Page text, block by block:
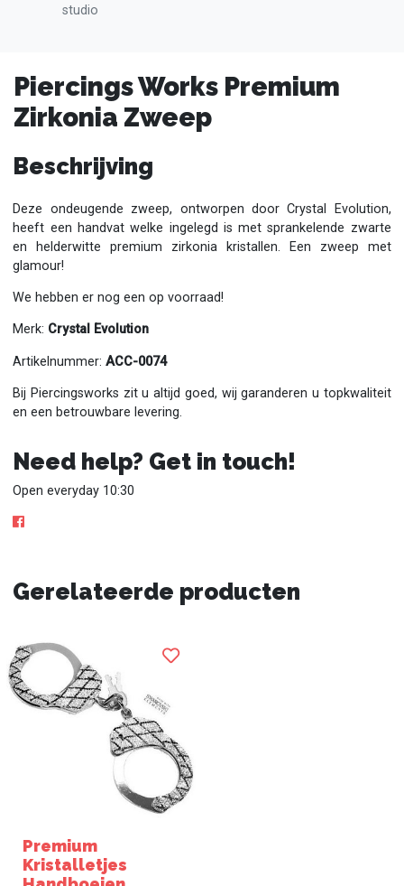
studio
Piercings Works Premium
Zirkonia Zweep
Beschrijving
Deze ondeugende zweep, ontworpen door Crystal Evolution,
heeft een handvat welke ingelegd is met sprankelende zwarte
en helderwitte premium zirkonia kristallen. Een zweep met
glamour!
We hebben er nog een op voorraad!
Merk: Crystal Evolution
Artikelnummer:ACC-0074
Bij Piercingsworks zit u altijd goed, wij garanderen u topkwaliteit
en een betrouwbare levering.
Need help? Get in touch!
Open everyday 10:30
Gerelateerde producten
Premium
Kristalletjes